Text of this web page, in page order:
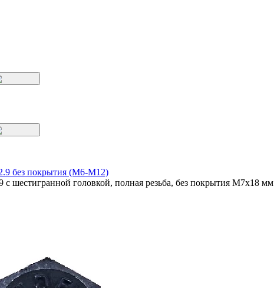
без покрытия (M6-M12)
шестигранной головкой, полная резьба, без покрытия M7x18 мм